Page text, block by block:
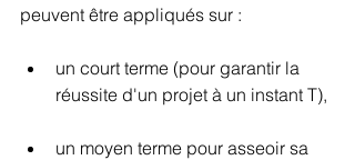
peuvent être appliqués sur :
un court terme (pour garantir la
réussite d'un projet à un instant T),
un moyen terme pour asseoir sa